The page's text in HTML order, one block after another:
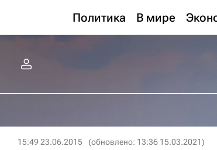
Политика В мире
15:49 23.06.2015 (обновлено: 13:36 15.03.2021)